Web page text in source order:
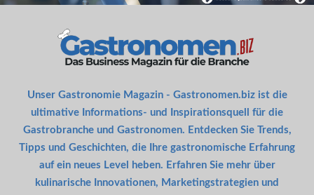
Unser Gastronomie Magazin - Gastronomen.biz ist die
ultimative Informations- und Inspirationsquell für die
Gastrobranche und Gastronomen. Entdecken Sie Trends,
Tipps und Geschichten, die Ihre gastronomische Erfahrung
auf ein neues Level heben. Erfahren Sie mehr über
kulinarische Innovationen, Marketingstrategien und